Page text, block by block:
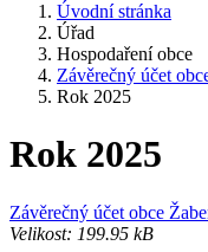
Úvodní stránka
Úřad
Hospodaření obce
Závěrečný účet
Rok 2025
Rok 2025
Závěrečný účet obce
Velikost: 199.95 kB